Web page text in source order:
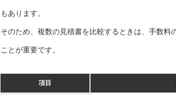
もあります。
そのため、複数の見積書を比較するときは、手数
ことが重要です。
項目